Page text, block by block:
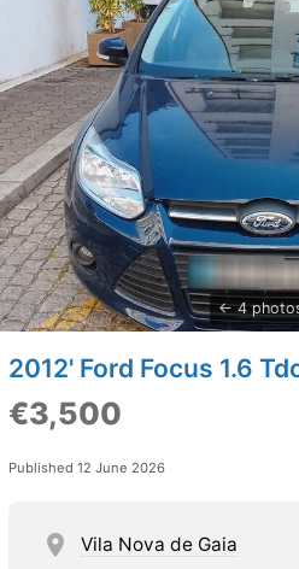
4
2012' Ford Focus 1.6
€3,500
Published 12 June 2026
Vila Nova de Gaia